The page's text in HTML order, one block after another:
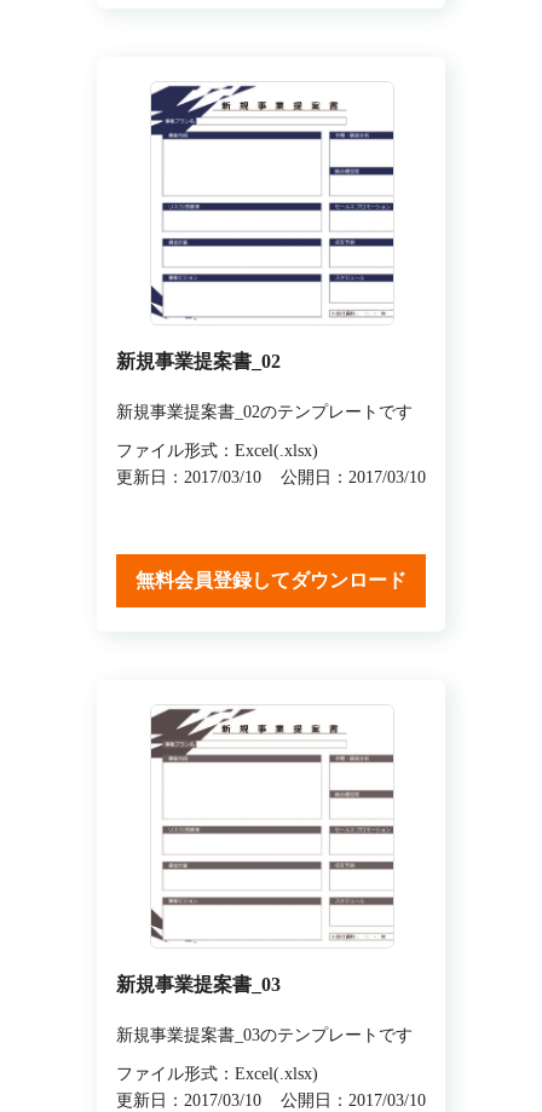
新規事業提案書_02
新規事業提案書_02のテンプレートです
ファイル形式：Excel(.xlsx)
更新日：2017/03/10
公開日：2017/03/10
無料会員登録してダウンロード
新規事業提案書_03
新規事業提案書_03のテンプレートです
ファイル形式：Excel(.xlsx)
更新日：2017/03/10
公開日：2017/03/10